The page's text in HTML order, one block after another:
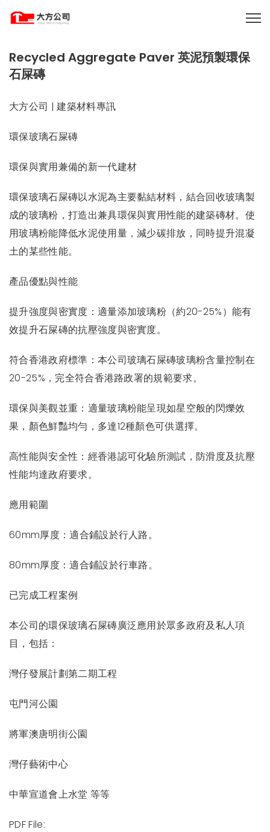
Recycled Aggregate Paver 英泥預製環保
石屎磚
大方公司 | 建築材料專訊
環保玻璃石屎磚
環保與實用兼備的新一代建材
環保玻璃石屎磚以水泥為主要黏結材料，結合回收玻璃製
成的玻璃粉，打造出兼具環保與實用性能的建築磚材。使
用玻璃粉能降低水泥使用量，減少碳排放，同時提升混凝
土的某些性能。
產品優點與性能
提升強度與密實度：適量添加玻璃粉（約20-25%）能有
效提升石屎磚的抗壓強度與密實度。
符合香港政府標準：本公司玻璃石屎磚玻璃粉含量控制在
20-25%，完全符合香港路政署的規範要求。
環保與美觀並重：適量玻璃粉能呈現如星空般的閃爍效
果，顏色鮮豔均勻，多達12種顏色可供選擇。
高性能與安全性：經香港認可化驗所測試，防滑度及抗壓
性能均達政府要求。
應用範圍
60mm厚度：適合鋪設於行人路。
80mm厚度：適合鋪設於行車路。
已完成工程案例
本公司的環保玻璃石屎磚廣泛應用於眾多政府及私人項
目，包括：
灣仔發展計劃第二期工程
屯門河公園
將軍澳唐明街公園
灣仔藝術中心
中華宣道會上水堂 等等
PDF File: